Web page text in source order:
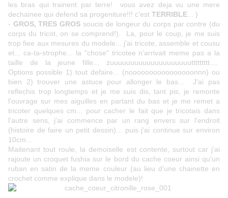
les bras qui trainent par terre! vous avez deja vu une mere
dechainee qui defend sa progeniture!!! c'est TERRIBLE ... )
- GROS, TRES GROSsoucis de longeur du corps par contre (du
corps du tricot, on se comprend!). La, pour le coup, je me suis
trop fiee aux mesures du modele... j'ai tricote, assemble et cousu
et... ca-ta-strophe... la "chose" tricotee n'arrivait meme pas a la
taille de la jeune fille... zuuuuuuuuuuuuuuuuuuuuttttttttt....
Options possible 1) tout defaire... (noooooooooooooooonnn) ou
bien 2) trouver une astuce pour allonger le bas... J'ai pas
reflechis trop longtemps et je me suis dis, tant pis, je remonte
l'ouvrage sur mes aiguilles en partant du bas et je me remet a
tricoter quelques cm... pour cacher le fait que je tricotais dans
l'autre sens, j'ai commence par un rang envers sur l'endroit
(histoire de faire un petit dessin)... puis j'ai continue sur environ
10cm...
Maitenant tout roule, la demoiselle est contente, surtout car j'ai
rajoute un croquet fushia sur le bord du cache coeur ainsi qu'un
ruban en satin de la meme couleur (au lieu d'une chainette en
crochet comme explique dans le modele)!